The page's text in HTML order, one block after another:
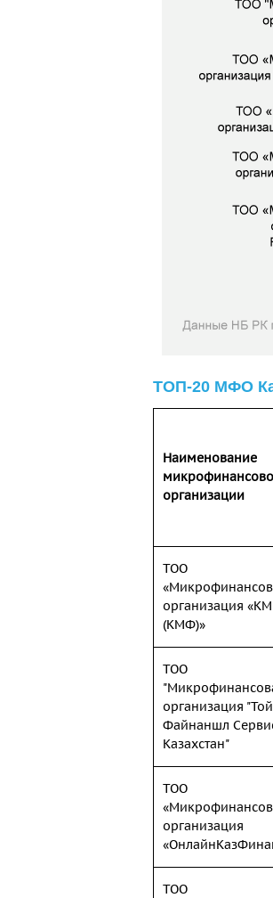
ТОП-20 МФО
Наименование
организации
ТОО
организация
(КМФ)»
ТОО
организация
Файнаншл
Казахстан"
ТОО
организация
ТОО